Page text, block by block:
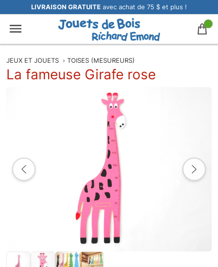
LIVRAISON GRATUITE avec achat de 75 $ et plus !
JEUX ET JOUETS› TOISES (MESUREURS)
La fameuse Girafe rose